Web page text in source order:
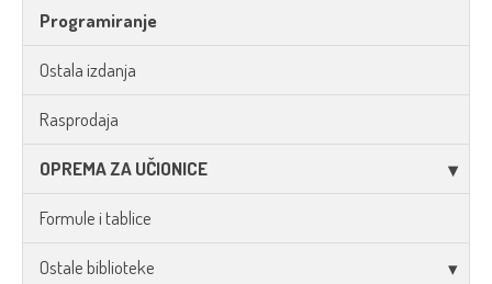
Programiranje
Ostala izdanja
Rasprodaja
OPREMA ZA UČIONICE
Formule i tablice
Ostale biblioteke